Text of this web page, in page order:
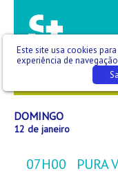
11
DOMINGO
12 de janeiro
07H00 PURA
Este site usa cookies
experiência de